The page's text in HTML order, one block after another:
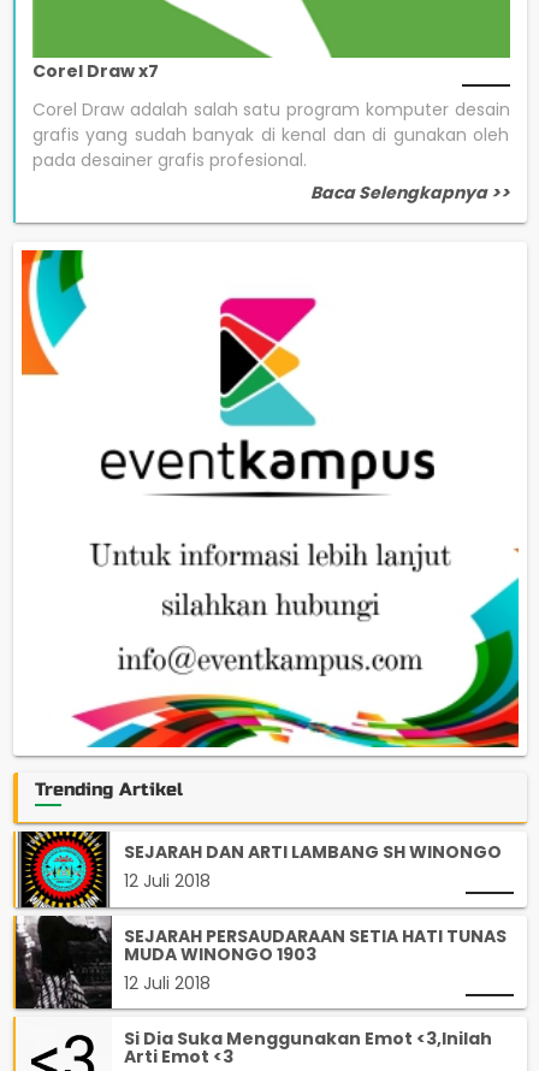
Corel Draw x7
Corel Draw adalah salah satu program komputer desain
grafis yang sudah banyak di kenal dan di gunakan oleh
pada desainer grafis profesional.
Baca Selengkapnya >>
Trending Artikel
SEJARAH DAN ARTI LAMBANG SH WINONGO
12 Juli 2018
SEJARAH PERSAUDARAAN SETIA HATI TUNAS
MUDA WINONGO 1903
12 Juli 2018
Si Dia Suka Menggunakan Emot <3,Inilah
Arti Emot <3